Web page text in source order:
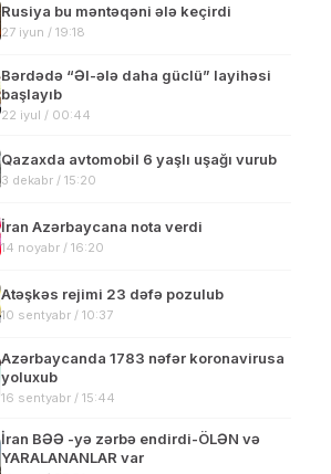
Rusiya bu məntəqəni ələ keçirdi
27 iyun / 19:18
Bərdədə “Əl-ələ daha güclü” layihəsi
başlayıb
22 iyul / 00:44
Qazaxda avtomobil 6 yaşlı uşağı vurub
3 dekabr / 15:20
İran Azərbaycana nota verdi
14 noyabr / 16:20
Atəşkəs rejimi 23 dəfə pozulub
10 sentyabr / 10:37
Azərbaycanda 1783 nəfər koronavirusa
yoluxub
16 sentyabr / 15:44
İran BƏƏ -yə zərbə endirdi-ÖLƏN və
YARALANANLAR var